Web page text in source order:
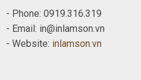
- Phone: 0919.316.319
- Email: in@inlamson.vn
- Website: inlamson.vn